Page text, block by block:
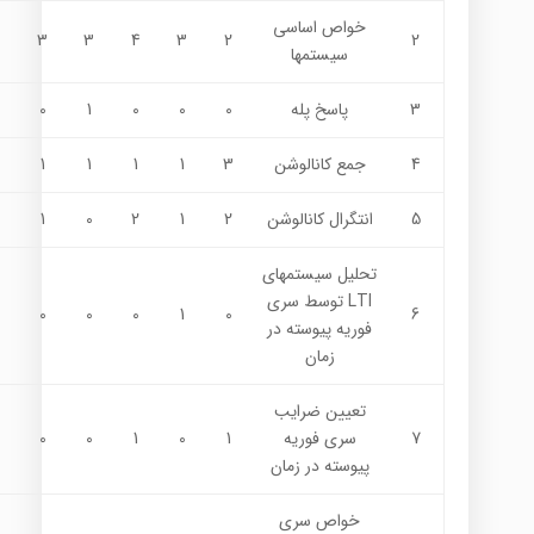
2
خواص اساسي
سيستمها
2
3
4
3
3
3 پاسخ پله 0
0
0
1
0
4 جمع کانالوشن 3
1
1
1
1
5 انتگرال کانالوشن 2
1
2
0
1
6
تحليل سيستمهاي
LTI توسط سري
فوريه پيوسته در
زمان
0
1
0
0
0
7
تعیین ضرایب
سري فوريه
پيوسته در زمان
1
0
1
0
0
خواص سري